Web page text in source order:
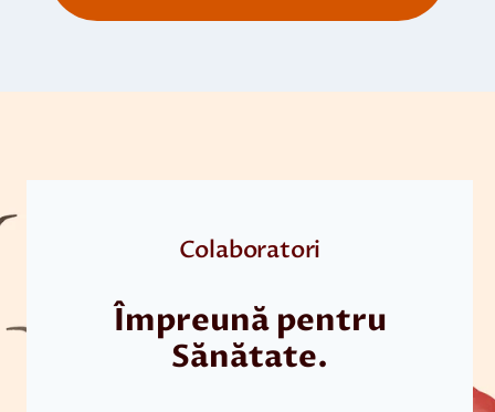
Colaboratori
Împreună pentru
Sănătate.